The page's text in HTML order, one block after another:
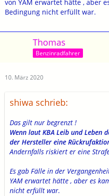
von YAM erwartet hätte , aber
Bedingung nicht erfüllt war.
Thomas
Benzinradfahrer
10. März 2020
shiwa schrieb:
Das gilt nur begrenzt !
Wenn laut KBA Leib und Leben
der Hersteller eine
Andernfalls riskiert er eine
Es gab Fälle in der
YAM erwartet hätte , aber es
nicht erfüllt war.